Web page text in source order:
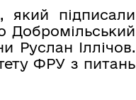
який підписали
Добромільський
Руслан Іллічов.
ФРУ з питань